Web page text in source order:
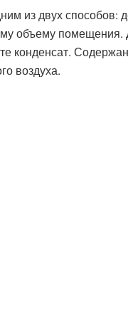
из двух способов:
объему
конденсат.
воздуха.